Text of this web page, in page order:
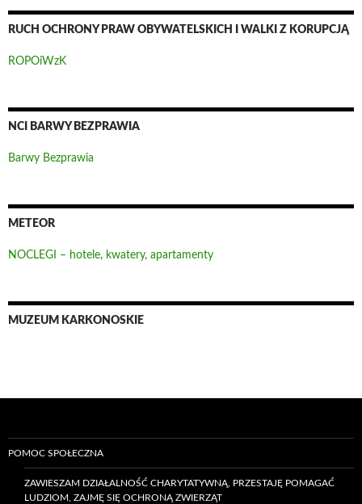
RUCH OCHRONY PRAW OBYWATELSKICH I WALKI Z KORUPCJĄ
ROPOiWzK
NCI BARWY BEZPRAWIA
Barwy Bezprawia
METEOR
NOCLEGI – hotele, kwatery, apartamenty
MUZEUM KARKONOSKIE
POMOC SPOŁECZNA
ZAWIESZAM DZIAŁALNOŚĆ CHARYTATYWNĄ, PRZESTAJĘ POMAGAĆ
LUDZIOM, ZAJMĘ SIĘ OCHRONĄ ZWIERZĄT